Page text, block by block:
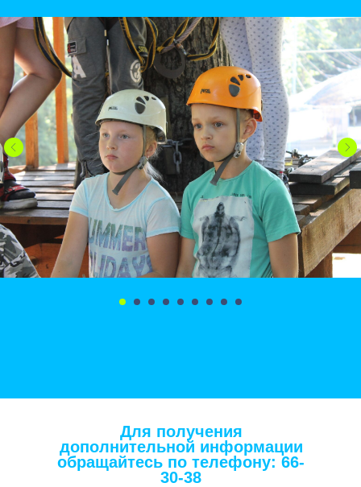
Для получения
дополнительной информации
обращайтесь по телефону: 66-
30-38